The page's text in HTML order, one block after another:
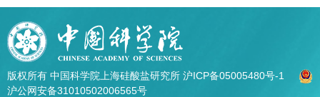
版权所有 中国科学院上海硅酸盐研究所 沪ICP备05005480号-1
沪公网安备31010502006565号